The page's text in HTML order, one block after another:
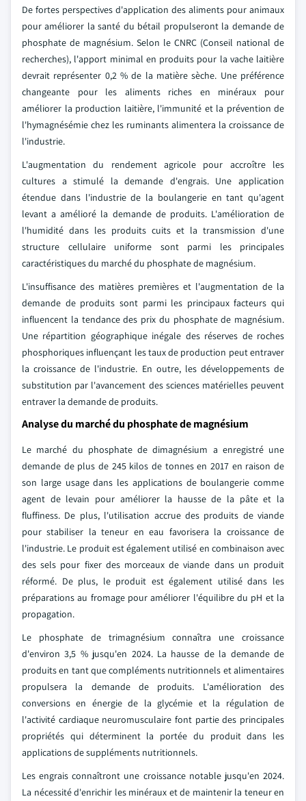
De fortes perspectives d'application des aliments pour animaux
pour améliorer la santé du bétail propulseront la demande de
phosphate de magnésium. Selon le CNRC (Conseil national de
recherches), l'apport minimal en produits pour la vache laitière
devrait représenter 0,2 % de la matière sèche. Une préférence
changeante pour les aliments riches en minéraux pour
améliorer la production laitière, l'immunité et la prévention de
l'hymagnésémie chez les ruminants alimentera la croissance de
l'industrie.
L'augmentation du rendement agricole pour accroître les
cultures a stimulé la demande d'engrais. Une application
étendue dans l'industrie de la boulangerie en tant qu'agent
levant a amélioré la demande de produits. L'amélioration de
l'humidité dans les produits cuits et la transmission d'une
structure cellulaire uniforme sont parmi les principales
caractéristiques du marché du phosphate de magnésium.
L'insuffisance des matières premières et l'augmentation de la
demande de produits sont parmi les principaux facteurs qui
influencent la tendance des prix du phosphate de magnésium.
Une répartition géographique inégale des réserves de roches
phosphoriques influençant les taux de production peut entraver
la croissance de l'industrie. En outre, les développements de
substitution par l'avancement des sciences matérielles peuvent
entraver la demande de produits.
Analyse du marché du phosphate de magnésium
Le marché du phosphate de dimagnésium a enregistré une
demande de plus de 245 kilos de tonnes en 2017 en raison de
son large usage dans les applications de boulangerie comme
agent de levain pour améliorer la hausse de la pâte et la
fluffiness. De plus, l'utilisation accrue des produits de viande
pour stabiliser la teneur en eau favorisera la croissance de
l'industrie. Le produit est également utilisé en combinaison avec
des sels pour fixer des morceaux de viande dans un produit
réformé. De plus, le produit est également utilisé dans les
préparations au fromage pour améliorer l'équilibre du pH et la
propagation.
Le phosphate de trimagnésium connaîtra une croissance
d'environ 3,5 % jusqu'en 2024. La hausse de la demande de
produits en tant que compléments nutritionnels et alimentaires
propulsera la demande de produits. L'amélioration des
conversions en énergie de la glycémie et la régulation de
l'activité cardiaque neuromusculaire font partie des principales
propriétés qui déterminent la portée du produit dans les
applications de suppléments nutritionnels.
Les engrais connaîtront une croissance notable jusqu'en 2024.
La nécessité d'enrichir les minéraux et de maintenir la teneur en